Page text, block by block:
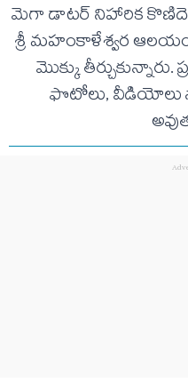
మెగా డాటర్ నిహారిక
శ్రీ మహంకాళేశ్వర
మొక్కు తీర్చుకున్నారు.
ఫొటోలు,